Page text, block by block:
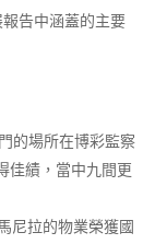
告中涵蓋的主要
的場所在博彩監察
佳績，當中九間更
尼拉的物業榮獲國